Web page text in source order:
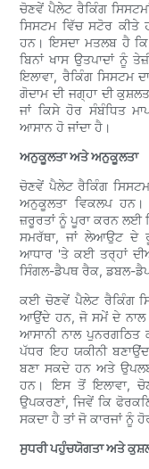
ਚੋਣਵੇਂ ਪੈਲੇਟ ਰੈਕਿੰਗ
ਸਿਸਟਮ ਵਿੱਚ ਸਟੋਰ
ਹਨ। ਇਸਦਾ ਮਤਲਬ ਹੈ
ਬਿਨਾਂ ਖਾਸ ਉਤਪਾਦਾਂ ਨੂੰ
ਇਲਾਵਾ, ਰੈਕਿੰਗ ਸਿਸਟਮ
ਗੋਦਾਮ ਦੀ ਜਗ੍ਹਾ ਦੀ
ਜਾਂ ਕਿਸੇ ਹੋਰ ਸੰਬੰਧਿਤ
ਆਸਾਨ ਹੋ ਜਾਂਦਾ ਹੈ।
ਅਨੁਕੂਲਤਾ ਅਤੇ ਅਨੁਕੂਲਤਾ
ਚੋਣਵੇਂ ਪੈਲੇਟ ਰੈਕਿੰਗ
ਅਨੁਕੂਲਤਾ ਵਿਕਲਪ
ਜ਼ਰੂਰਤਾਂ ਨੂੰ ਪੂਰਾ ਕਰਨ ਲਈ
ਸਮਰੱਥਾ, ਜਾਂ ਲੇਆਉਟ ਦੇ
ਆਧਾਰ 'ਤੇ ਕਈ ਤਰ੍ਹਾਂ
ਸਿੰਗਲ-ਡੈਪਥ ਰੈਕ, ਡਬਲ-
ਕਈ ਚੋਣਵੇਂ ਪੈਲੇਟ ਰੈਕਿੰਗ
ਆਉਂਦੇ ਹਨ, ਜੋ ਸਮੇਂ ਦੇ ਨਾਲ
ਆਸਾਨੀ ਨਾਲ
ਪੱਧਰ ਇਹ ਯਕੀਨੀ
ਬਣਾ ਸਕਦੇ ਹਨ ਅਤੇ
ਹਨ। ਇਸ ਤੋਂ ਇਲਾਵਾ,
ਉਪਕਰਣਾਂ, ਜਿਵੇਂ ਕਿ
ਸਕਦਾ ਹੈ ਤਾਂ ਜੋ ਕਾਰਜਾਂ ਨੂੰ
ਸੁਧਰੀ ਪਹੁੰਚਯੋਗਤਾ ਅਤੇ